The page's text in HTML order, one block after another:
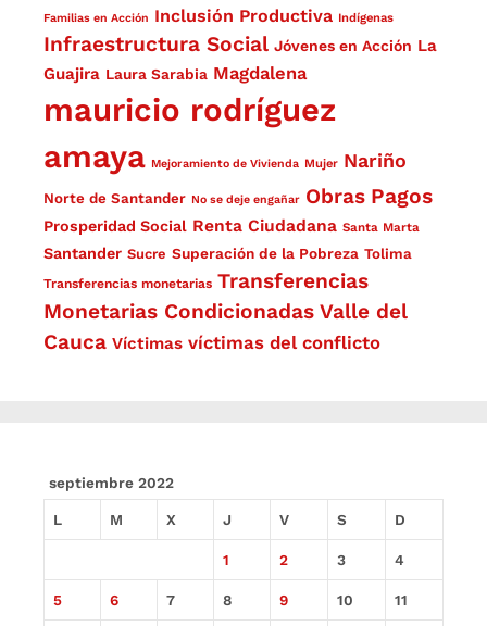
Familias en Acción Inclusión Productiva Indígenas
Infraestructura Social Jóvenes en Acción La
Guajira Laura Sarabia Magdalena
mauricio rodríguez
amaya Mejoramiento de Vivienda Mujer Nariño
Norte de Santander No se deje engañar Obras Pagos
Prosperidad Social Renta Ciudadana Santa Marta
Santander Sucre Superación de la Pobreza Tolima
Transferencias monetarias Transferencias
Monetarias Condicionadas Valle del
Cauca Víctimas víctimas del conflicto
septiembre 2022
L M X J V S D
1 2 3 4
5 6 7 8 9 10 11